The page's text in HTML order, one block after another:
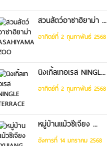
สวนสัตว์อาซาฮิยาม่า ...
อาทิตย์ที่ 2 กุมภาพันธ์ 2568
นิงเกิ้ลเทอเรส NINGL...
อาทิตย์ที่ 2 กุมภาพันธ์ 2568
หมู่บ้านแม้วซีเจียง ...
อังคารที่ 14 มกราคม 2568